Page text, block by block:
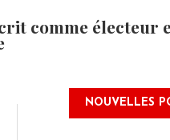
comme électeur
NOUVELLES